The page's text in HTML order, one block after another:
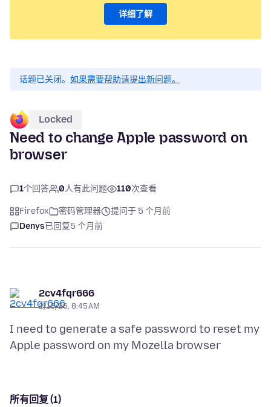
详细了解
话题已关闭。 如果需要帮助请提出新问题。
Locked
Need to change Apple password on
browser
1个回答 0人有此问题 110次查看
Firefox 密码管理器
提问于 5 个月前
Denys已回复5 个月前
2cv4fqr666
2/16/26, 8:45 AM
I need to generate a safe password to reset my
所有回复 (1)